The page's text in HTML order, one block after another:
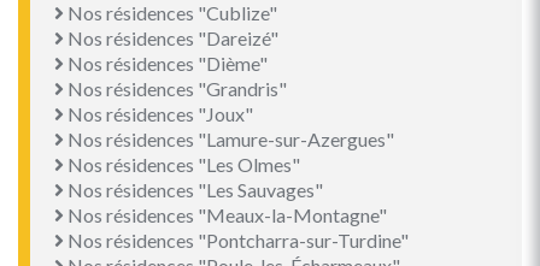
Nos résidences "Cublize"
Nos résidences "Dareizé"
Nos résidences "Dième"
Nos résidences "Grandris"
Nos résidences "Joux"
Nos résidences "Lamure-sur-Azergues"
Nos résidences "Les Olmes"
Nos résidences "Les Sauvages"
Nos résidences "Meaux-la-Montagne"
Nos résidences "Pontcharra-sur-Turdine"